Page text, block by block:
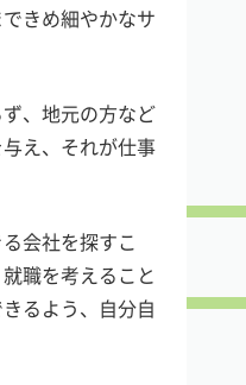
きめ細やかなサ
、地元の方など
え、それが仕事
会社を探すこ
職を考えること
るよう、自分自